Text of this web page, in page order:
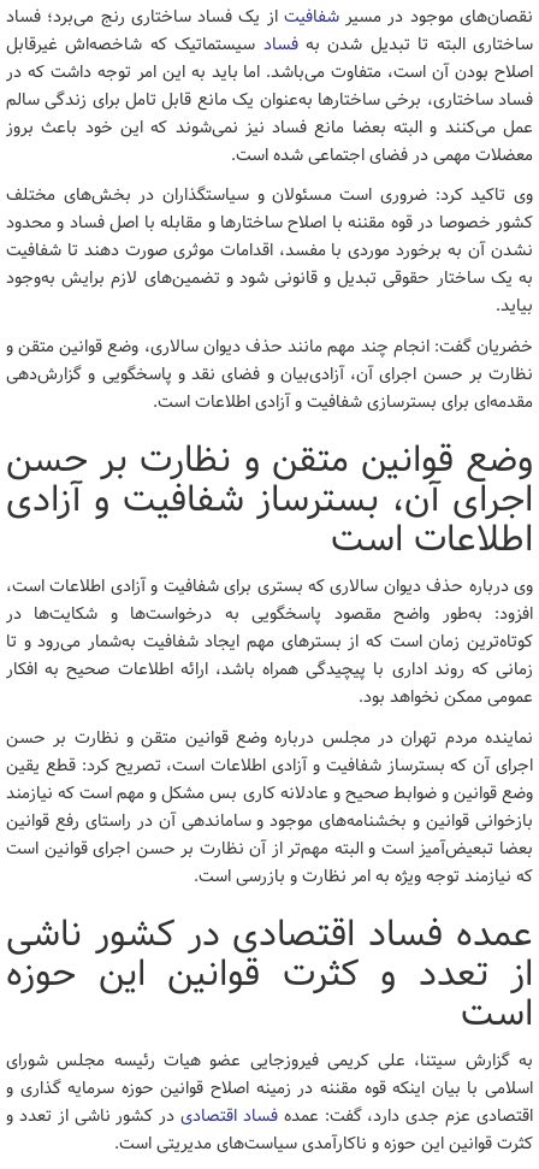
نقصان‌های موجود در مسیرشفافیت از یک فساد ساختاری رنج می‌برد؛ فساد
ساختاری البته تا تبدیل شدن بهفساد سیستماتیک که شاخصه‌اش غیرقابل
اصلاح بودن آن است، متفاوت می‌باشد. اما باید به این امر توجه داشت که در
فساد ساختاری، برخی ساختارها به‌عنوان یک مانع قابل تامل برای زندگی سالم
عمل می‌کنند و البته بعضا مانع فساد نیز نمی‌شوند که این خود باعث بروز
معضلات مهمی در فضای اجتماعی شده است.
وی تاکید کرد: ضروری است مسئولان و سیاستگذاران در بخش‌های مختلف
کشور خصوصا در قوه مقننه با اصلاح ساختارها و مقابله با اصل فساد و محدود
نشدن آن به برخورد موردی با مفسد، اقدامات موثری صورت دهند تا شفافیت
به یک ساختار حقوقی تبدیل و قانونی شود و تضمین‌های لازم برایش به‌وجود
بیاید.
خضریان گفت: انجام چند مهم مانند حذف دیوان سالاری، وضع قوانین متقن و
نظارت بر حسن اجرای آن، آزادی‌بیان و فضای نقد و پاسخگویی و گزارش‌دهی
مقدمه‌ای برای بسترسازی شفافیت و آزادی اطلاعات است.
وضع قوانین متقن و نظارت بر حسن
اجرای آن، بسترساز شفافیت و آزادی
اطلاعات است
وی درباره حذف دیوان سالاری که بستری برای شفافیت و آزادی اطلاعات است،
افزود: به‌طور واضح مقصود پاسخگویی به درخواست‌ها و شکایت‌ها در
کوتاه‌ترین زمان است که از بسترهای مهم ایجاد شفافیت به‌شمار می‌رود و تا
زمانی که روند اداری با پیچیدگی همراه باشد، ارائه اطلاعات صحیح به افکار
عمومی ممکن نخواهد بود.
نماینده مردم تهران در مجلس درباره وضع قوانین متقن و نظارت بر حسن
اجرای آن که بسترساز شفافیت و آزادی اطلاعات است، تصریح کرد: قطع یقین
وضع قوانین و ضوابط صحیح و عادلانه کاری بس مشکل و مهم است که نیازمند
بازخوانی قوانین و بخشنامه‌های موجود و ساماندهی آن در راستای رفع قوانین
بعضا تبعیض‌آمیز است و البته مهم‌تر از آن نظارت بر حسن اجرای قوانین است
که نیازمند توجه ویژه به امر نظارت و بازرسی است.
عمده فساد اقتصادی در کشور ناشی
از تعدد و کثرت قوانین این حوزه
است
به گزارش سیتنا، علی کریمی فیروزجایی عضو هیات رئیسه مجلس شورای
اسلامی با بیان اینکه قوه مقننه در زمینه اصلاح قوانین حوزه سرمایه گذاری و
اقتصادی عزم جدی دارد، گفت: عمدهفساد اقتصادیدر کشور ناشی از تعدد و
کثرت قوانین این حوزه و ناکارآمدی سیاست‌های مدیریتی است.